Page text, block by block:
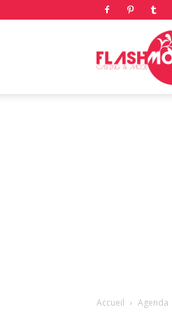
Accueil Agenda